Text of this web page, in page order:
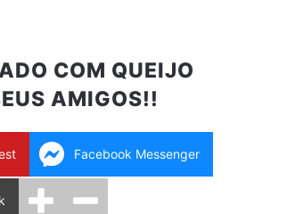
COM QUEIJO
AMIGOS!!
Facebook Messenger